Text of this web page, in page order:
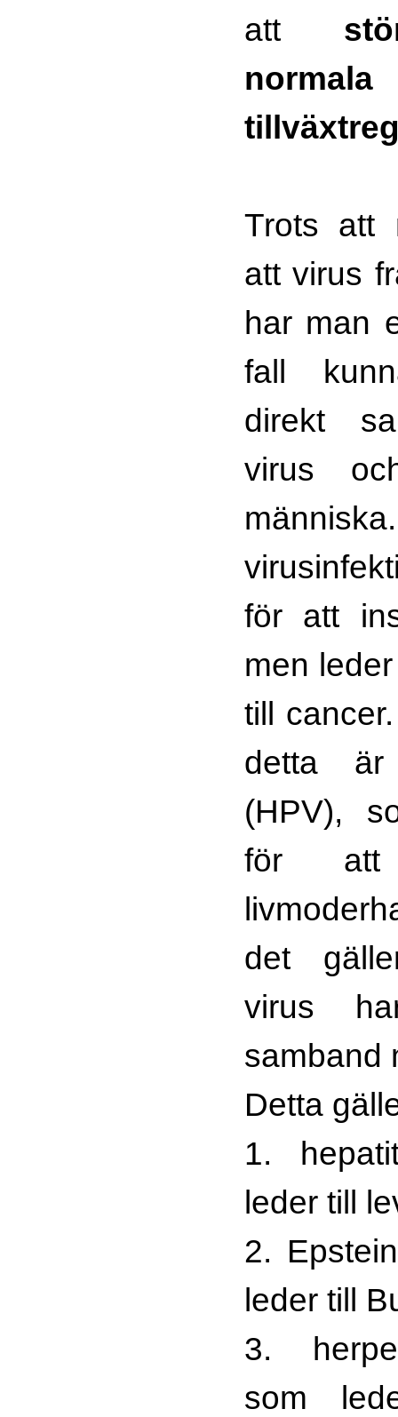
att
normala
Trots att
att virus
har man
fall
direkt
virus
för att
men
till
detta är
(HPV),
för att
det
virus
samband
Detta
1.
leder till
2.
leder till
3.
som